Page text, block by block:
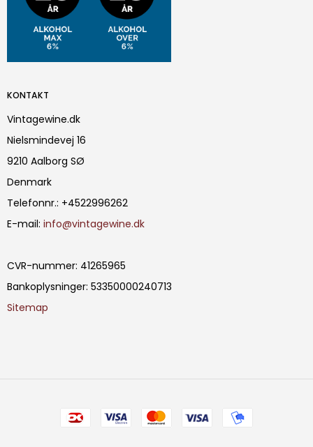
KONTAKT
Vintagewine.dk
Nielsmindevej 16
9210 Aalborg SØ
Denmark
Telefonnr.: +4522996262
E-mail: info@vintagewine.dk
CVR-nummer: 41265965
Bankoplysninger: 53350000240713
Sitemap